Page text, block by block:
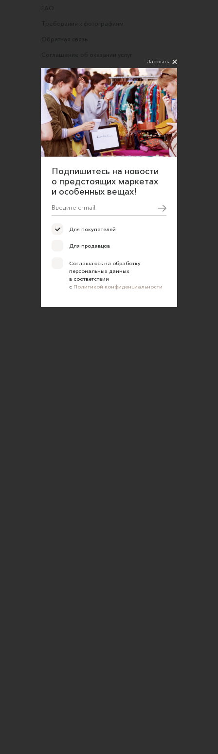
FAQ
Требования к фотографиям
Обратная связь
Соглашение об оказании услуг
Правила сайта
Оферта для продавцов
Оферта для покупателей
Политика конфиденциальности
Согласие на обработку персональных данных
Закрыть
Подпишитесь на новости
о предстоящих маркетах
и особенных вещах!
Для покупателей
Для продавцов
Соглашаюсь на обработку
персональных данных
в соответствии
с Политикой конфиденциальности